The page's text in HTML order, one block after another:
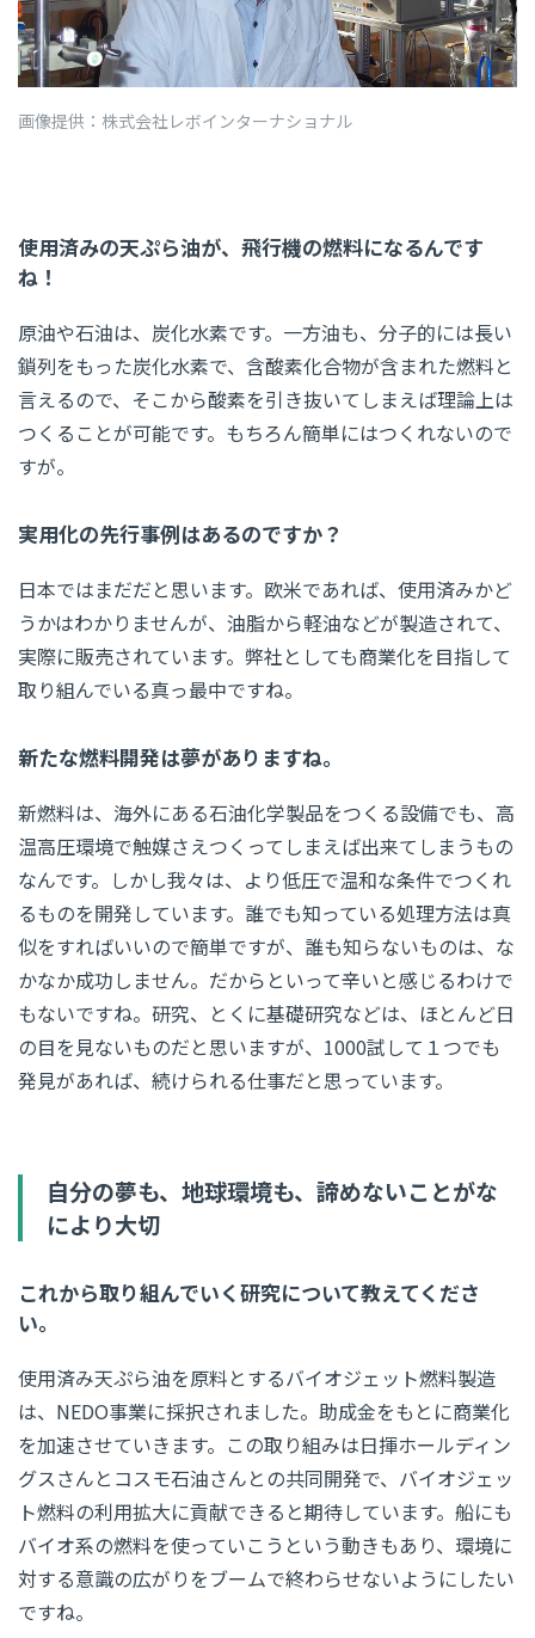
画像提供：株式会社レボインターナショナル
使用済みの天ぷら油が、飛行機の燃料になるんです
ね！
原油や石油は、炭化水素です。一方油も、分子的には長い
鎖列をもった炭化水素で、含酸素化合物が含まれた燃料と
言えるので、そこから酸素を引き抜いてしまえば理論上は
つくることが可能です。もちろん簡単にはつくれないので
すが。
実用化の先行事例はあるのですか？
日本ではまだだと思います。欧米であれば、使用済みかど
うかはわかりませんが、油脂から軽油などが製造されて、
実際に販売されています。弊社としても商業化を目指して
取り組んでいる真っ最中ですね。
新たな燃料開発は夢がありますね。
新燃料は、海外にある石油化学製品をつくる設備でも、高
温高圧環境で触媒さえつくってしまえば出来てしまうもの
なんです。しかし我々は、より低圧で温和な条件でつくれ
るものを開発しています。誰でも知っている処理方法は真
似をすればいいので簡単ですが、誰も知らないものは、な
かなか成功しません。だからといって辛いと感じるわけで
もないですね。研究、とくに基礎研究などは、ほとんど日
の目を見ないものだと思いますが、1000試して１つでも
発見があれば、続けられる仕事だと思っています。
自分の夢も、地球環境も、諦めないことがな
により大切
これから取り組んでいく研究について教えてくださ
い。
使用済み天ぷら油を原料とするバイオジェット燃料製造
は、NEDO事業に採択されました。助成金をもとに商業化
を加速させていきます。この取り組みは日揮ホールディン
グスさんとコスモ石油さんとの共同開発で、バイオジェッ
ト燃料の利用拡大に貢献できると期待しています。船にも
バイオ系の燃料を使っていこうという動きもあり、環境に
対する意識の広がりをブームで終わらせないようにしたい
ですね。